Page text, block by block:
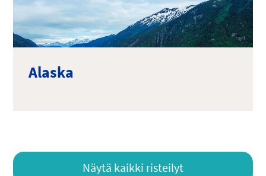
Alaska
Näytä kaikki risteilyt